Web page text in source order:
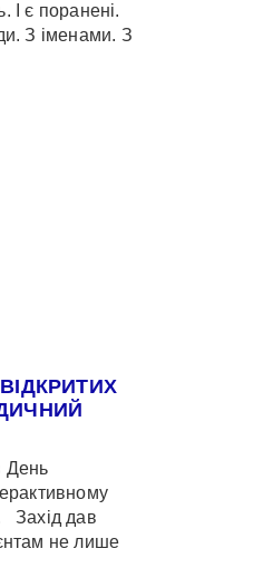
І є поранені.
З іменами. З
День
Захід дав
не лише